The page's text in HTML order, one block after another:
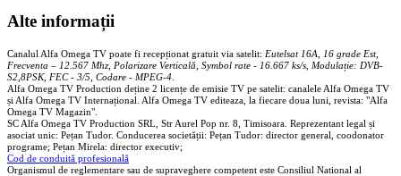
Alte informații
Canalul Alfa Omega TV poate fi recepționat gratuit via satelit: Eutelsat 16A, 16 grade Est,
Frecventa – 12.567 Mhz, Polarizare Verticală, Symbol rate - 16.667 ks/s, Modulație: DVB-
S2,8PSK, FEC - 3/5, Codare - MPEG-4
Alfa Omega TV Production deține 2 licențe de emisie TV pe satelit: canalele Alfa Omega TV
și Alfa Omega TV Internațional. Alfa Omega TV editeaza, la fiecare doua luni, revista: "Alfa
Omega TV Magazin".
SC Alfa Omega TV Production SRL, Str Aurel Pop nr. 8, Timisoara. Reprezentant legal și
asociat unic: Pețan Tudor. Conducerea societății: Pețan Tudor: director general, coodonator
programe; Pețan Mirela: director executiv;
Cod de conduită profesională
Organismul de reglementare sau de supraveghere competent este Consiliul National al